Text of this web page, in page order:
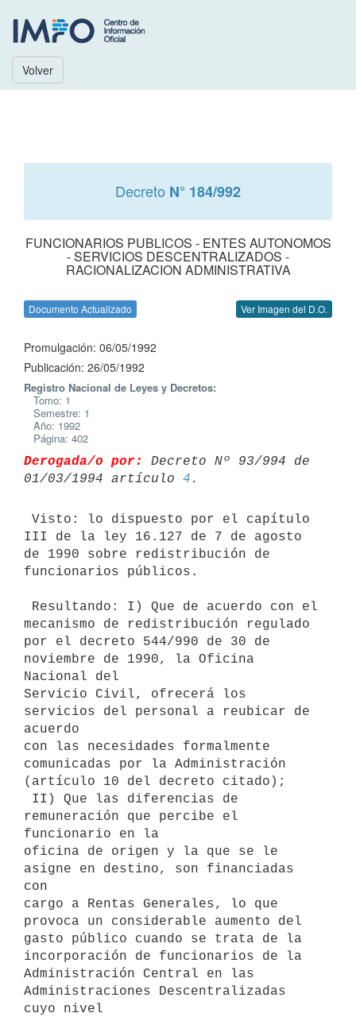
Volver
Decreto N° 184/992
FUNCIONARIOS PUBLICOS - ENTES AUTONOMOS
- SERVICIOS DESCENTRALIZADOS -
RACIONALIZACION ADMINISTRATIVA
Documento Actualizado Ver Imagen del D.O.
Promulgación: 06/05/1992
Publicación: 26/05/1992
Registro Nacional de Leyes y Decretos:
Tomo: 1
Semestre: 1
Año: 1992
Página: 402
Derogada/o por:
Decreto Nº 93/994 de
01/03/1994 artículo 4
III de la ley 16.127 de 7 de agosto
de 1990 sobre redistribución de
funcionarios públicos.
mecanismo de redistribución regulado
por el decreto 544/990 de 30 de
noviembre de 1990, la Oficina
Nacional del
Servicio Civil, ofrecerá los
servicios del personal a reubicar de
acuerdo
con las necesidades formalmente
comunicadas por la Administración
(artículo 10 del decreto citado);
remuneración que percibe el
funcionario en la
oficina de origen y la que se le
asigne en destino, son financiadas
con
cargo a Rentas Generales, lo que
provoca un considerable aumento del
gasto público cuando se trata de la
incorporación de funcionarios de la
Administración Central en las
Administraciones Descentralizadas
cuyo nivel